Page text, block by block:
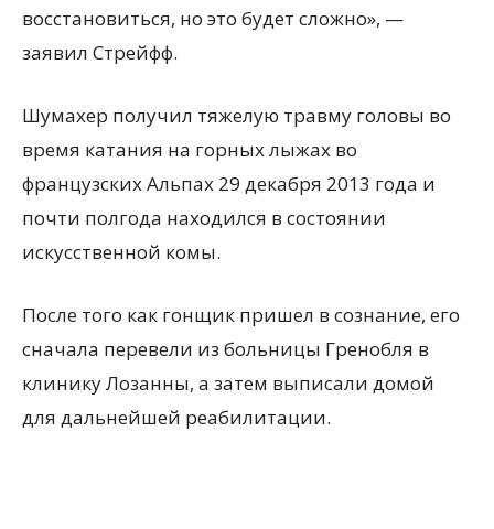
восстановиться, но это будет сложно», —
заявил Стрейфф.
Шумахер получил тяжелую травму головы во
время катания на горных лыжах во
французских Альпах 29 декабря 2013 года и
почти полгода находился в состоянии
искусственной комы.
После того как гонщик пришел в сознание, его
сначала перевели из больницы Гренобля в
клинику Лозанны, а затем выписали домой
для дальнейшей реабилитации.